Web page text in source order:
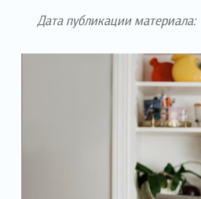
Дата публикации материала: